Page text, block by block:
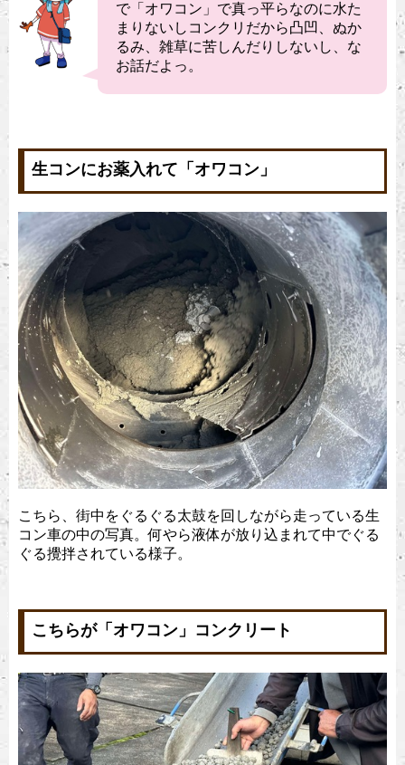
で「オワコン」で真っ平らなのに水た
まりないしコンクリだから凸凹、ぬか
るみ、雑草に苦しんだりしないし、な
お話だよっ。
生コンにお薬入れて「オワコン」
こちら、街中をぐるぐる太鼓を回しながら走っている生
コン車の中の写真。何やら液体が放り込まれて中でぐる
ぐる攪拌されている様子。
こちらが「オワコン」コンクリート